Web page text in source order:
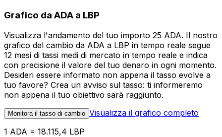
Grafico da ADA a LBP
Visualizza l'andamento del tuo importo 25 ADA. Il nostro
grafico del cambio da ADA a LBP in tempo reale segue
12 mesi di tassi medi di mercato in tempo reale e indica
con precisione il valore del tuo denaro in ogni momento.
Desideri essere informato non appena il tasso evolve a
tuo favore? Crea un avviso sul tasso: ti informeremo
non appena il tuo obiettivo sarà raggiunto.
Monitora il tasso di cambio Visualizza il grafico completo
1 ADA = 18.115,4 LBP